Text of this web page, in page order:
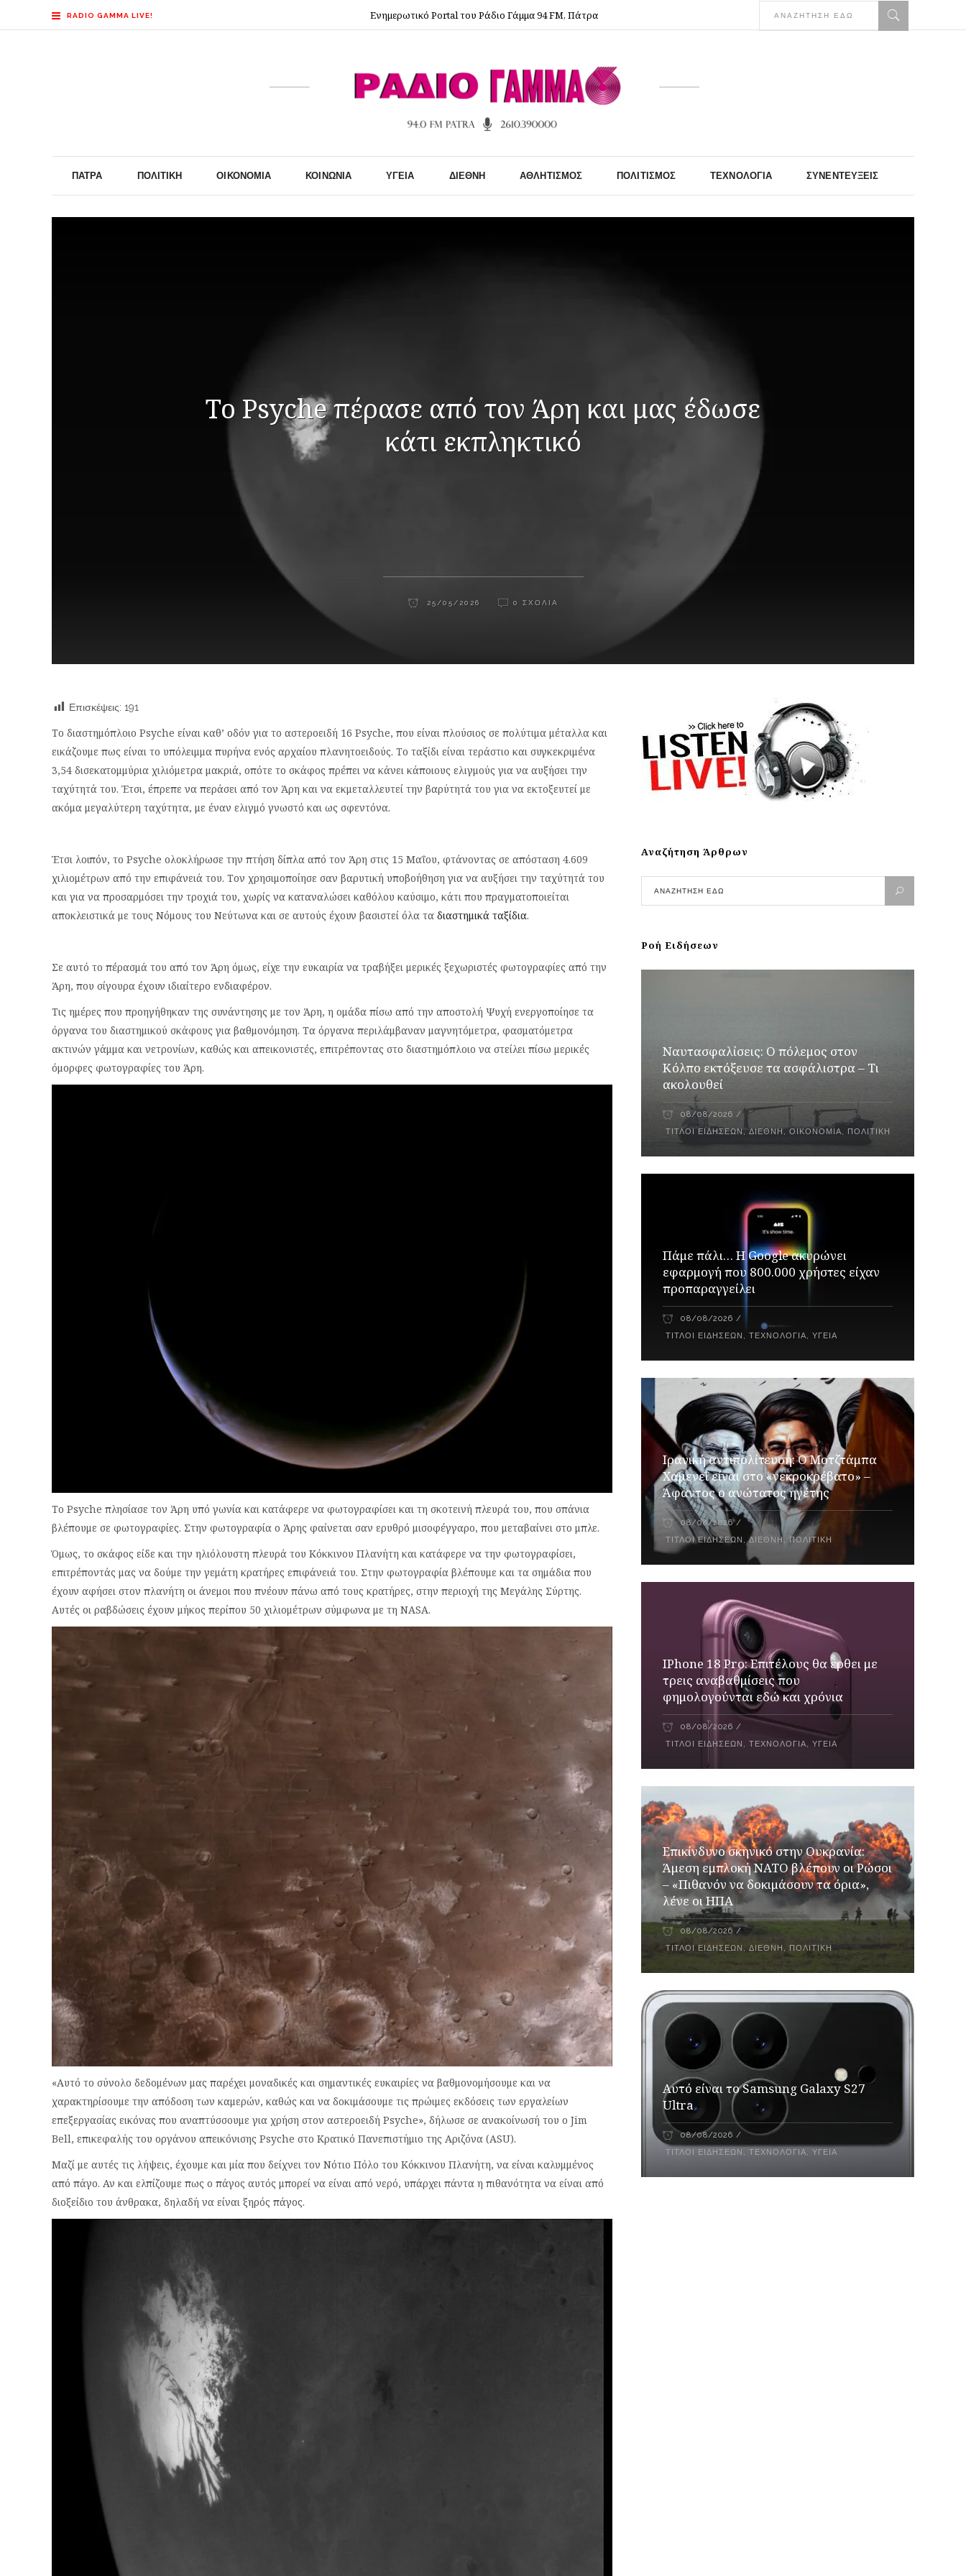
RADIO GAMMA LIVE! Ενημερωτικό Portal του Ράδιο Γάμμα 94 FM, Πάτρα
ΠΆΤΡΑ ΠΟΛΙΤΙΚΉ ΟΙΚΟΝΟΜΊΑ ΚΟΙΝΩΝΊΑ ΥΓΕΊΑ ΔΙΕΘΝΉ ΑΘΛΗΤΙΣΜΌΣ ΠΟΛΙΤΙΣΜΌΣ ΤΕΧΝΟΛΟΓΊΑ ΣΥΝΕΝΤΕΎΞΕΙΣ
Το Psyche πέρασε από τον Άρη και μας έδωσε
κάτι εκπληκτικό
25/05/2026 0 ΣΧΌΛΙΑ
Επισκέψεις: 191
Το διαστημόπλοιο Psyche είναι καθ’ οδόν για το αστεροειδή 16 Psyche, που είναι πλούσιος σε πολύτιμα μέταλλα και
εικάζουμε πως είναι το υπόλειμμα πυρήνα ενός αρχαίου πλανητοειδούς. Το ταξίδι είναι τεράστιο και συγκεκριμένα
3,54 δισεκατομμύρια χιλιόμετρα μακριά, οπότε το σκάφος πρέπει να κάνει κάποιους ελιγμούς για να αυξήσει την
ταχύτητά του. Έτσι, έπρεπε να περάσει από τον Άρη και να εκμεταλλευτεί την βαρύτητά του για να εκτοξευτεί με
ακόμα μεγαλύτερη ταχύτητα, με έναν ελιγμό γνωστό και ως σφεντόνα.
Έτσι λοιπόν, το Psyche ολοκλήρωσε την πτήση δίπλα από τον Άρη στις 15 Μαΐου, φτάνοντας σε απόσταση 4.609
χιλιομέτρων από την επιφάνειά του. Τον χρησιμοποίησε σαν βαρυτική υποβοήθηση για να αυξήσει την ταχύτητά του
και για να προσαρμόσει την τροχιά του, χωρίς να καταναλώσει καθόλου καύσιμο, κάτι που πραγματοποιείται
αποκλειστικά με τους Νόμους του Νεύτωνα και σε αυτούς έχουν βασιστεί όλα τα διαστημικά ταξίδια.
Σε αυτό το πέρασμά του από τον Άρη όμως, είχε την ευκαιρία να τραβήξει μερικές ξεχωριστές φωτογραφίες από την
Άρη, που σίγουρα έχουν ιδιαίτερο ενδιαφέρον.
Τις ημέρες που προηγήθηκαν της συνάντησης με τον Άρη, η ομάδα πίσω από την αποστολή Ψυχή ενεργοποίησε τα
όργανα του διαστημικού σκάφους για βαθμονόμηση. Τα όργανα περιλάμβαναν μαγνητόμετρα, φασματόμετρα
ακτινών γάμμα και νετρονίων, καθώς και απεικονιστές, επιτρέποντας στο διαστημόπλοιο να στείλει πίσω μερικές
όμορφες φωτογραφίες του Άρη.
Το Psyche πλησίασε τον Άρη υπό γωνία και κατάφερε να φωτογραφίσει και τη σκοτεινή πλευρά του, που σπάνια
βλέπουμε σε φωτογραφίες. Στην φωτογραφία ο Άρης φαίνεται σαν ερυθρό μισοφέγγαρο, που μεταβαίνει στο μπλε.
Όμως, το σκάφος είδε και την ηλιόλουστη πλευρά του Κόκκινου Πλανήτη και κατάφερε να την φωτογραφίσει,
επιτρέποντάς μας να δούμε την γεμάτη κρατήρες επιφάνειά του. Στην φωτογραφία βλέπουμε και τα σημάδια που
έχουν αφήσει στον πλανήτη οι άνεμοι που πνέουν πάνω από τους κρατήρες, στην περιοχή της Μεγάλης Σύρτης.
Αυτές οι ραβδώσεις έχουν μήκος περίπου 50 χιλιομέτρων σύμφωνα με τη NASA.
«Αυτό το σύνολο δεδομένων μας παρέχει μοναδικές και σημαντικές ευκαιρίες να βαθμονομήσουμε και να
χαρακτηρίσουμε την απόδοση των καμερών, καθώς και να δοκιμάσουμε τις πρώιμες εκδόσεις των εργαλείων
επεξεργασίας εικόνας που αναπτύσσουμε για χρήση στον αστεροειδή Psyche», δήλωσε σε ανακοίνωσή του ο Jim
Bell, επικεφαλής του οργάνου απεικόνισης Psyche στο Κρατικό Πανεπιστήμιο της Αριζόνα (ASU).
Μαζί με αυτές τις λήψεις, έχουμε και μία που δείχνει τον Νότιο Πόλο του Κόκκινου Πλανήτη, να είναι καλυμμένος
από πάγο. Αν και ελπίζουμε πως ο πάγος αυτός μπορεί να είναι από νερό, υπάρχει πάντα η πιθανότητα να είναι από
διοξείδιο του άνθρακα, δηλαδή να είναι ξηρός πάγος.
Αναζήτηση Άρθρων
Ροή Ειδήσεων
Ναυτασφαλίσεις: Ο πόλεμος στον
Κόλπο εκτόξευσε τα ασφάλιστρα – Τι
ακολουθεί
08/08/2026
ΤΊΤΛΟΙ ΕΙΔΉΣΕΩΝ,ΔΙΕΘΝΉ,ΟΙΚΟΝΟΜΊΑ, ΠΟΛΙΤΙΚΉ
Πάμε πάλι… Η Google ακυρώνει
εφαρμογή που 800.000 χρήστες είχαν
προπαραγγείλει
08/08/2026
ΤΊΤΛΟΙ ΕΙΔΉΣΕΩΝ ,ΤΕΧΝΟΛΟΓΊΑ,ΥΓΕΊΑ
Ιρανική αντιπολίτευση: Ο Μοτζτάμπα
Χαμενεΐ είναι στο «νεκροκρέβατο» –
Άφαντος ο ανώτατος ηγέτης
08/08/2026
ΤΊΤΛΟΙ ΕΙΔΉΣΕΩΝ ,ΔΙΕΘΝΉ ,ΠΟΛΙΤΙΚΉ
IPhone 18 Pro: Επιτέλους θα έρθει με
τρεις αναβαθμίσεις που
φημολογούνται εδώ και χρόνια
08/08/2026
ΤΊΤΛΟΙ ΕΙΔΉΣΕΩΝ ,ΤΕΧΝΟΛΟΓΊΑ,ΥΓΕΊΑ
Επικίνδυνο σκηνικό στην Ουκρανία:
Άμεση εμπλοκή ΝΑΤΟ βλέπουν οι Ρώσοι
– «Πιθανόν να δοκιμάσουν τα όρια»,
λένε οι ΗΠΑ
08/08/2026
ΤΊΤΛΟΙ ΕΙΔΉΣΕΩΝ ,ΔΙΕΘΝΉ , ΠΟΛΙΤΙΚΉ
Αυτό είναι το Samsung Galaxy S27
Ultra
08/08/2026
ΤΊΤΛΟΙ ΕΙΔΉΣΕΩΝ ,ΤΕΧΝΟΛΟΓΊΑ,ΥΓΕΊΑ